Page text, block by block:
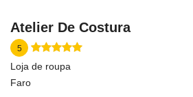
Atelier De Costura
5
Loja de roupa
Faro